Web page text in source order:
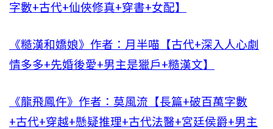
字數+古代+仙俠修真+穿書+女配】
《糙漢和嬌娘》作者：月半喵【古代+深入人心劇
情多多+先婚後愛+男主是獵戶+糙漢文】
《龍飛鳳仵》作者：莫風流【長篇+破百萬字數
+古代+穿越+懸疑推理+古代法醫+宮廷侯爵+男主